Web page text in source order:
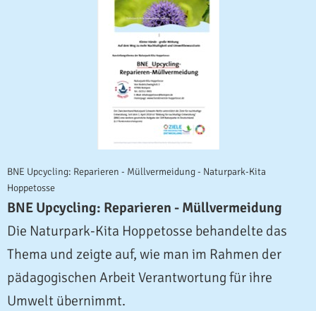
BNE Upcycling: Reparieren - Müllvermeidung - Naturpark-Kita
Hoppetosse
BNE Upcycling: Reparieren - Müllvermeidung
Die Naturpark-Kita Hoppetosse behandelte das
Thema und zeigte auf, wie man im Rahmen der
pädagogischen Arbeit Verantwortung für ihre
Umwelt übernimmt.